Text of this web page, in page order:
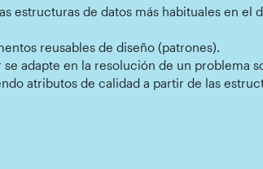
estructuras de datos más habituales en el
reusables de diseño (patrones).
adapte en la resolución de un problema
atributos de calidad a partir de las